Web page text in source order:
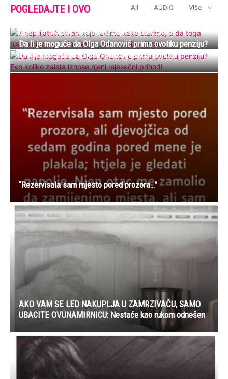
POGLEDAJTE I OVO All AUDIO Više
nismo ni svesni: Uništavaju nam kvalitet života
Da li je moguće da Olga Odanović prima ovoliku penziju?
Evo koliko zaista iznose njeni mjesečni prihodi
“Rezervisala sam mjesto pored prozora…”
AKO VAM SE LED NAKUPLJA U ZAMRZIVAČU, SAMO
UBACITE OVUNAMIRNICU: Nestaće kao rukom odnešen